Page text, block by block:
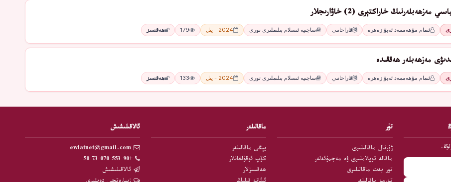
مەزھەبلەرنىڭ خاراكتېرى (2) خاۋارىجلار
ئىمام مۇھەممەد ئەبۇ زەھرە قاراخانىي ساجىيە ئىسلام بىلىملىرى تورى 2024 - يىل 179 ھەقسىز
مەزھەبلەر ھەققىدە
ئىمام مۇھەممەد ئەبۇ زەھرە قاراخانىي ساجىيە ئىسلام بىلىملىرى تورى 2024 - يىل 133 ھەقسىز
تۈر
ژۇرنال ماقالىلىرى
ماقالە توپلاملىرى ۋە مەجمۇئەلەر
تور بەت ماقالىلىرى
ماقالىلەر
يېڭى ماقالىلەر
كۆپ ئوقۇلغانلار
ھەقسىزلار
ئالاقىلىشىش
ewlatnet@gmail.com
+90 553 070 73 50
ئالاقىلىشىش